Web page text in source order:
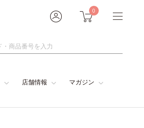
0
店舗情報 マガジン